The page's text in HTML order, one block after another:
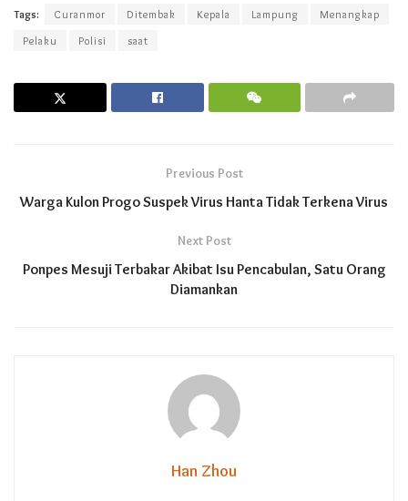
Tags: Curanmor Ditembak Kepala Lampung
Menangkap
Pelaku
Polisi saat
Previous Post
Warga Kulon Progo Suspek Virus Hanta Tidak Terkena Virus
Next Post
Ponpes Mesuji Terbakar Akibat Isu Pencabulan, Satu Orang
Diamankan
Han Zhou